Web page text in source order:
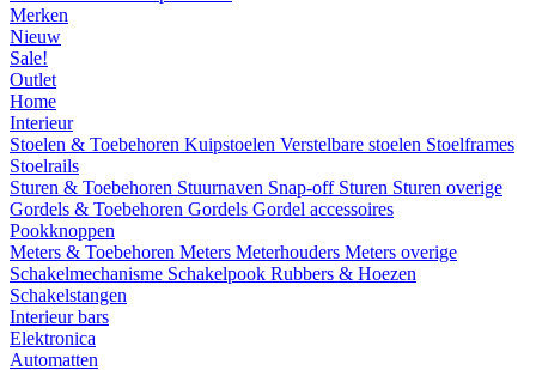
Merken
Nieuw
Sale!
Outlet
Home
Interieur
Stoelen & Toebehoren Kuipstoelen Verstelbare stoelen Stoelframes
Stoelrails
Sturen & Toebehoren Stuurnaven Snap-off Sturen Sturen overige
Gordels & Toebehoren Gordels Gordel accessoires
Pookknoppen
Meters & Toebehoren Meters Meterhouders Meters overige
Schakelmechanisme Schakelpook Rubbers & Hoezen
Schakelstangen
Interieur bars
Elektronica
Automatten